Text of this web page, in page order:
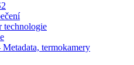
termokamery